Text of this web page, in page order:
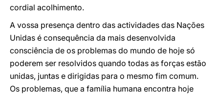
cordial acolhimento.
A vossa presença dentro das actividades das Nações
Unidas é consequência da mais desenvolvida
consciência de os problemas do mundo de hoje só
poderem ser resolvidos quando todas as forças estão
unidas, juntas e dirigidas para o mesmo fim comum.
Os problemas, que a família humana encontra hoje